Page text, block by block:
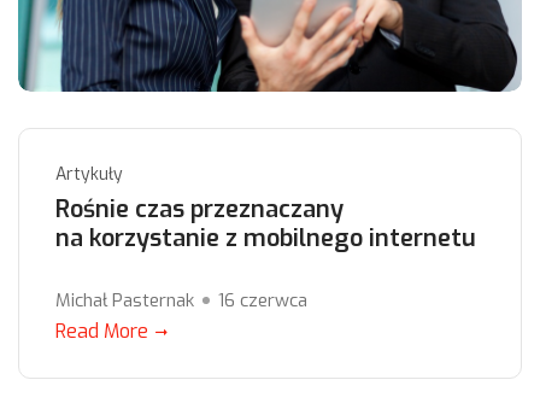
Artykuły
Rośnie czas przeznaczany
na korzystanie z mobilnego internetu
Michał Pasternak 16 czerwca
Read More